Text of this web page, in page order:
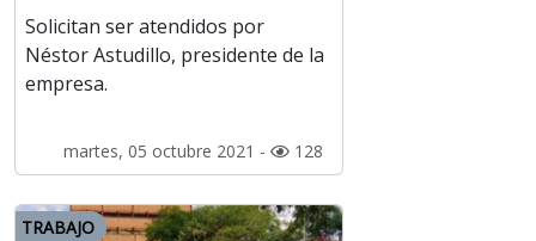
Solicitan ser atendidos por
Néstor Astudillo, presidente de la
empresa.
martes, 05 octubre 2021 - 128
TRABAJO